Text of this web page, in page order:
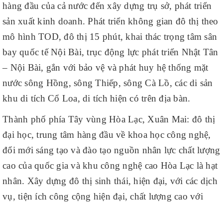
hàng đầu của cả nước đến xây dựng trụ sở, phát triển
sản xuất kinh doanh. Phát triển không gian đô thị theo
mô hình TOD, đô thị 15 phút, khai thác trọng tâm sân
bay quốc tế Nội Bài, trục động lực phát triển Nhật Tân
– Nội Bài, gắn với bảo vệ và phát huy hệ thống mặt
nước sông Hồng, sông Thiếp, sông Cà Lồ, các di sản
khu di tích Cổ Loa, di tích hiện có trên địa bàn.
Thành phố phía Tây vùng Hòa Lạc, Xuân Mai: đô thị
đại học, trung tâm hàng đầu về khoa học công nghệ,
đổi mới sáng tạo và đào tạo nguồn nhân lực chất lượng
cao của quốc gia và khu công nghệ cao Hòa Lạc là hạt
nhân. Xây dựng đô thị sinh thái, hiện đại, với các dịch
vụ, tiện ích công cộng hiện đại, chất lượng cao với